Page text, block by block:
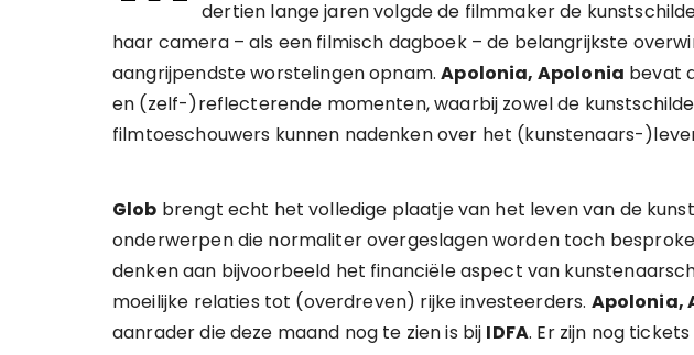
dertien lange jaren volgde de filmmaker de
haar camera – als een filmisch dagboek – de belangrijkste
aangrijpendste worstelingen opnam.Apolonia, Apolonia bevat
en (zelf-)reflecterende momenten, waarbij zowel de
filmtoeschouwers kunnen nadenken over het (kunstenaars-
Glob brengt echt het volledige plaatje van het leven van de
onderwerpen die normaliter overgeslagen worden toch
denken aan bijvoorbeeld het financiële aspect van
moeilijke relaties tot (overdreven) rijke investeerders. Apolonia,
aanrader die deze maand nog te zien is bij IDFA. Er zijn nog